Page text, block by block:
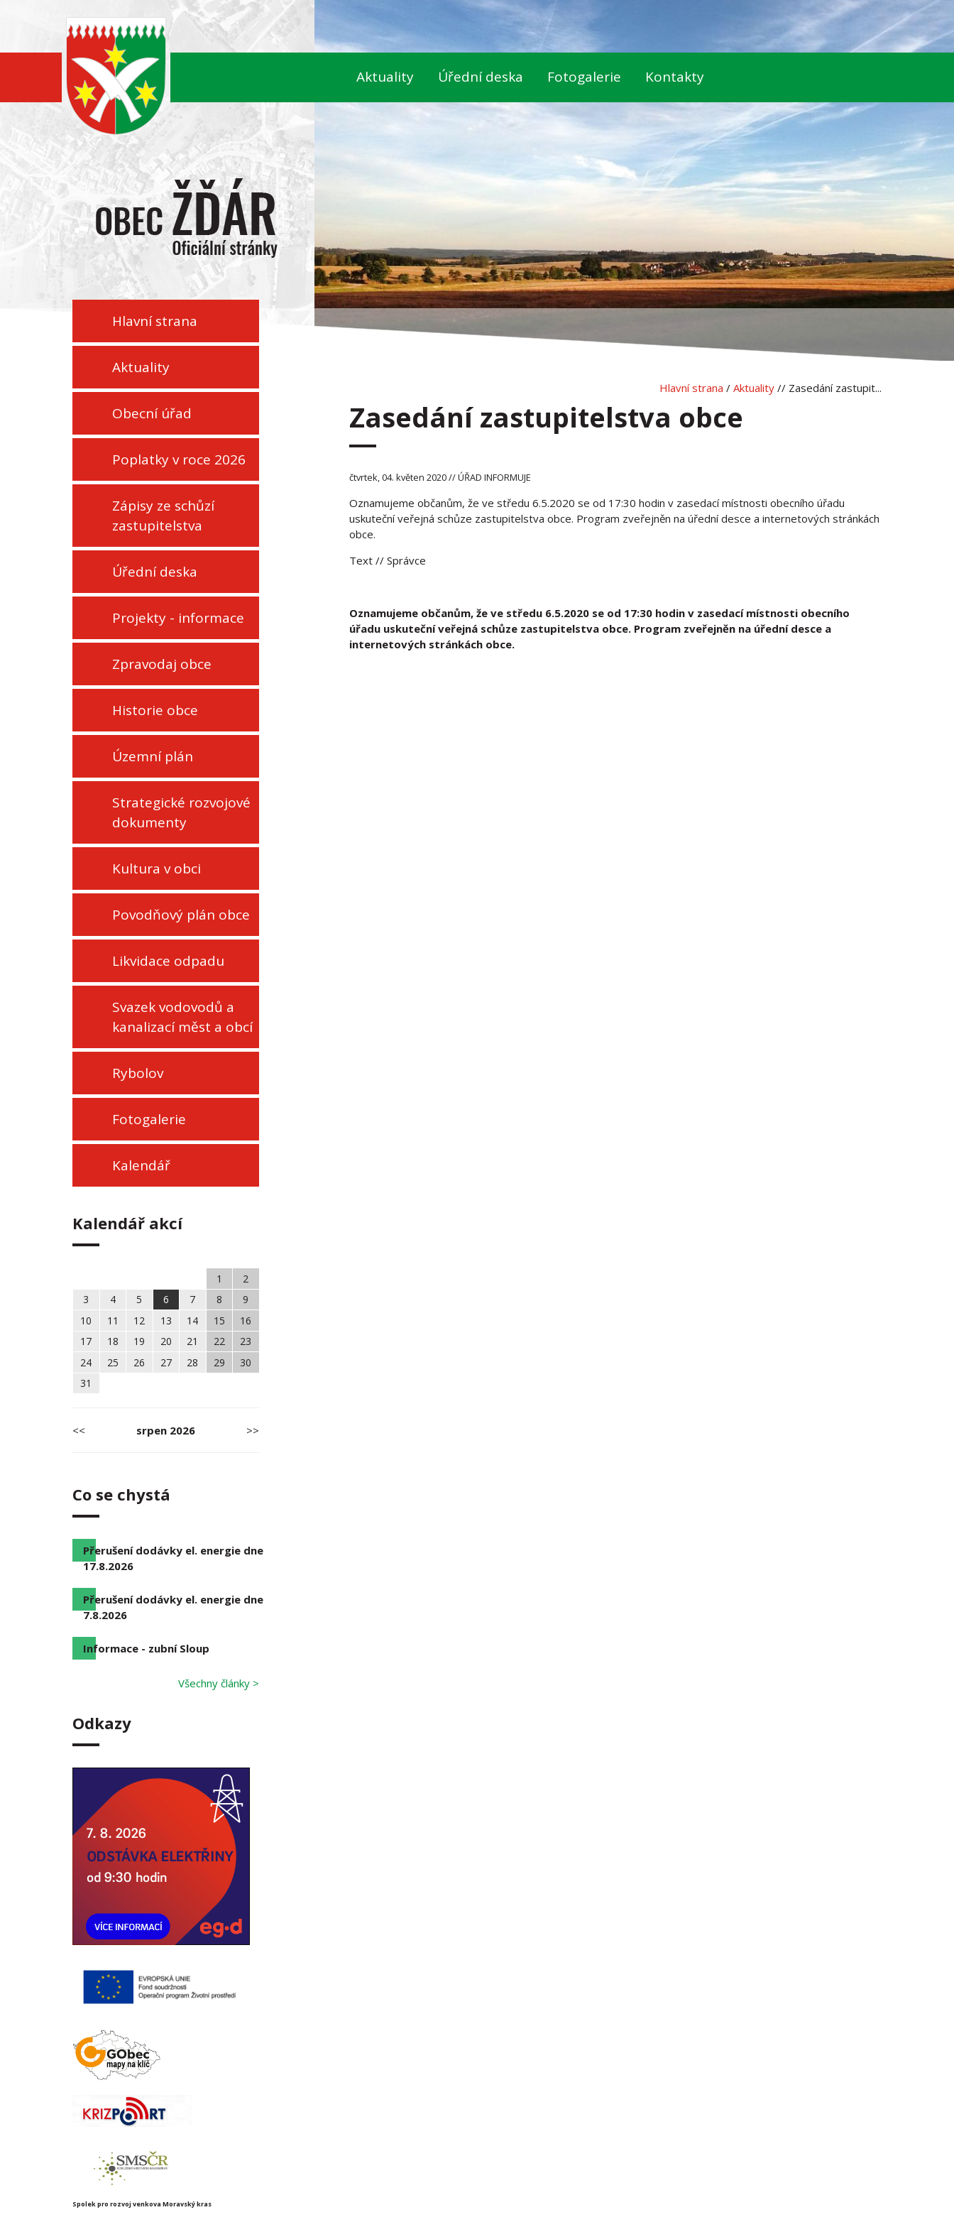
Aktuality Úřední deska Fotogalerie Kontakty
Hlavní strana
Aktuality
Obecní úřad
Poplatky v roce 2026
Zápisy ze schůzí
zastupitelstva
Úřední deska
Projekty - informace
Zpravodaj obce
Historie obce
Územní plán
Strategické rozvojové
dokumenty
Kultura v obci
Povodňový plán obce
Likvidace odpadu
Svazek vodovodů a
kanalizací měst a obcí
Rybolov
Fotogalerie
Kalendář
Kalendář akcí
1
2
3
4 5 6 7 8
9
10
11 12 13 14 15
16
17
18 19 20 21 22
23
24
25 26 27 28 29
30
31
<< srpen 2026 >>
Co se chystá
Přerušení dodávky el. energie dne
17.8.2026
Přerušení dodávky el. energie dne
7.8.2026
Informace - zubní Sloup
Všechny články >
Odkazy
Spolek pro rozvoj venkova Moravský kras
Hlavní strana / Aktuality // Zasedání zastupit...
Zasedání zastupitelstva obce
čtvrtek, 04. květen 2020 // ÚŘAD INFORMUJE
Oznamujeme občanům, že ve středu 6.5.2020 se od 17:30 hodin v zasedací místnosti obecního úřadu
uskuteční veřejná schůze zastupitelstva obce. Program zveřejněn na úřední desce a internetových stránkách
obce.
Text // Správce
Oznamujeme občanům, že ve středu 6.5.2020 se od 17:30 hodin v zasedací místnosti obecního
úřadu uskuteční veřejná schůze zastupitelstva obce. Program zveřejněn na úřední desce a
internetových stránkách obce.